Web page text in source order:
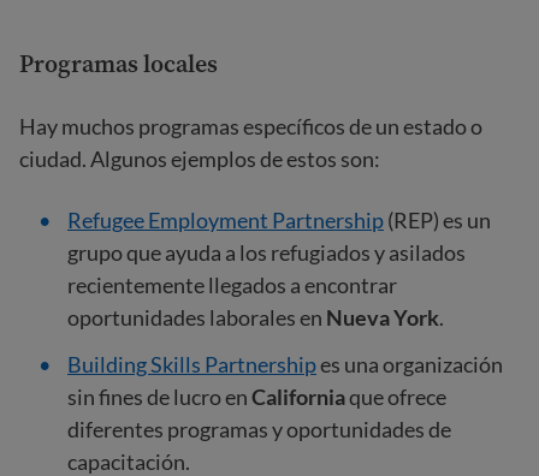
Programas locales
Hay muchos programas específicos de un estado o
ciudad. Algunos ejemplos de estos son:
Refugee Employment Partnership(REP) es un
grupo que ayuda a los refugiados y asilados
recientemente llegados a encontrar
oportunidades laborales en Nueva York.
Building Skills Partnershipes una organización
sin fines de lucro enCaliforniaque ofrece
diferentes programas y oportunidades de
capacitación.